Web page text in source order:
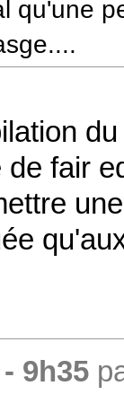
qu'une
fair
9h35